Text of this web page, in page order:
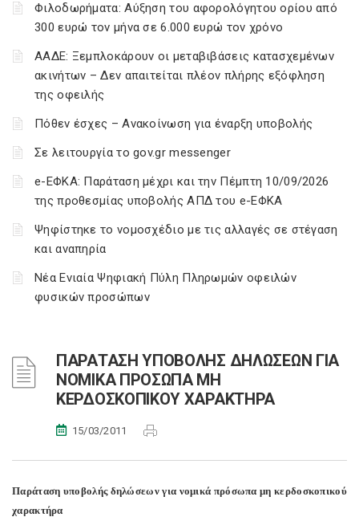
Φιλοδωρήματα: Αύξηση του αφορολόγητου ορίου από
300 ευρώ τον μήνα σε 6.000 ευρώ τον χρόνο
ΑΑΔΕ: Ξεμπλοκάρουν οι μεταβιβάσεις κατασχεμένων
ακινήτων – Δεν απαιτείται πλέον πλήρης εξόφληση
της οφειλής
Πόθεν έσχες – Ανακοίνωση για έναρξη υποβολής
Σε λειτουργία το gov.gr messenger
e-ΕΦΚΑ: Παράταση μέχρι και την Πέμπτη 10/09/2026
της προθεσμίας υποβολής ΑΠΔ του e-ΕΦΚΑ
Ψηφίστηκε το νομοσχέδιο με τις αλλαγές σε στέγαση
και αναπηρία
Νέα Ενιαία Ψηφιακή Πύλη Πληρωμών οφειλών
φυσικών προσώπων
ΠΑΡΑΤΑΣΗ ΥΠΟΒΟΛΗΣ ΔΗΛΩΣΕΩΝ ΓΙΑ
ΝΟΜΙΚΑ ΠΡΟΣΩΠΑ ΜΗ
ΚΕΡΔΟΣΚΟΠΙΚΟΥ ΧΑΡΑΚΤΗΡΑ
15/03/2011
Παράταση υποβολής δηλώσεων για νομικά πρόσωπα μη κερδοσκοπικού
χαρακτήρα